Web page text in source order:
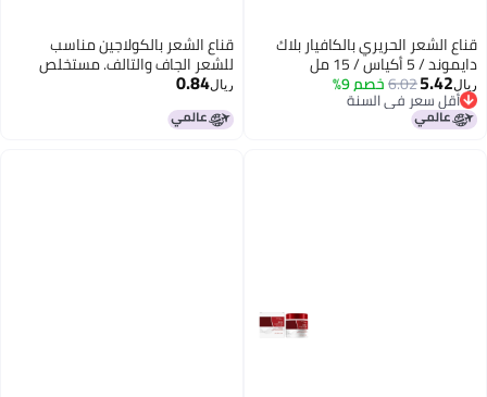
الشعر الحريري بالكافيار بلاك
/ 5 أكياس / 15 مل
5.42
6.02خصم 9%
أقل سعر في السنة
أقل سعر في السنة
قناع الشعر بالكولاجين مناسب
للشعر الجاف والتالف. مستخلص
الكافيار. WYA03-A011-30-YE1ريال0.84